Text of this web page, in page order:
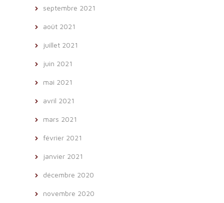
septembre 2021
août 2021
juillet 2021
juin 2021
mai 2021
avril 2021
mars 2021
février 2021
janvier 2021
décembre 2020
novembre 2020